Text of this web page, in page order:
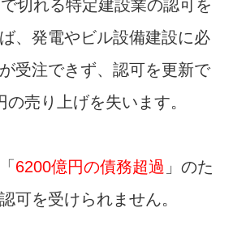
切れる特定建設業の認可を
、発電やビル設備建設に必
受注できず、認可を更新で
の売り上げを失います。
6200億円の債務超過 」のた
可を受けられません。